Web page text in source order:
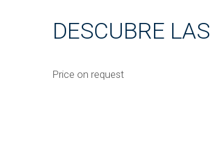
DESCUBRE
Price on request